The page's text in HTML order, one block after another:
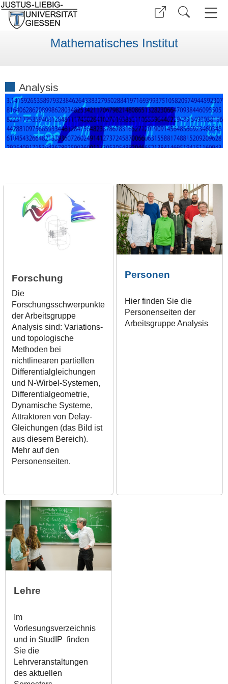
Mathematisches Institut
Analysis
Forschung
Die
Forschungsschwerpunkte
der Arbeitsgruppe
Analysis sind: Variations-
und topologische
Methoden bei
nichtlinearen partiellen
Differentialgleichungen
und N-Wirbel-Systemen,
Differentialgeometrie,
Dynamische Systeme,
Attraktoren von Delay-
Gleichungen (das Bild ist
aus diesem Bereich).
Mehr auf den
Personenseiten.
Personen
Hier finden Sie die
Personenseiten der
Arbeitsgruppe Analysis
Lehre
Im
Vorlesungsverzeichnis
und in StudIP finden
Sie die
Lehrveranstaltungen
des aktuellen